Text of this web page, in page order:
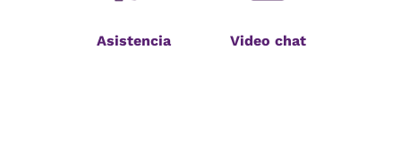
Asistencia Video chat